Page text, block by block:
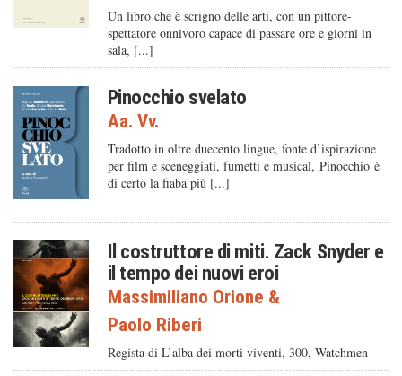
Un libro che è scrigno delle arti, con un pittore-
spettatore onnivoro capace di passare ore e giorni in
sala, [...]
Pinocchio svelato
Aa. Vv.
Tradotto in oltre duecento lingue, fonte d’ispirazione
per film e sceneggiati, fumetti e musical, Pinocchio è
di certo la fiaba più [...]
Il costruttore di miti. Zack Snyder e
il tempo dei nuovi eroi
Massimiliano Orione &
Paolo Riberi
Regista di L’alba dei morti viventi, 300, Watchmen